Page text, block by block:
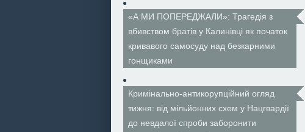
«А МИ ПОПЕРЕДЖАЛИ»: Трагедія з
вбивством братів у Калинівці як початок
кривавого самосуду над безкарними
гонщиками
Кримінально-антикорупційний огляд
тижня: від мільйонних схем у Нацгвардії
до невдалої спроби заборонити